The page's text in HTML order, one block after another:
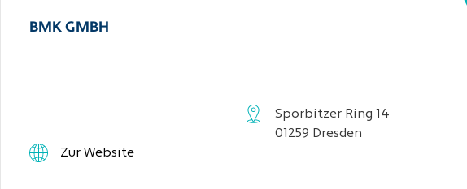
BMK GMBH
Sporbitzer Ring 14
01259 Dresden
Zur Website